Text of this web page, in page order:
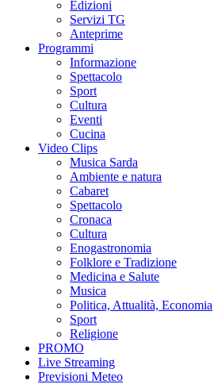
Edizioni
Servizi TG
Anteprime
Programmi
Informazione
Spettacolo
Sport
Cultura
Eventi
Cucina
Video Clips
Musica Sarda
Ambiente e natura
Cabaret
Spettacolo
Cronaca
Cultura
Enogastronomia
Folklore e Tradizione
Medicina e Salute
Musica
Politica, Attualità, Economia
Sport
Religione
PROMO
Live Streaming
Previsioni Meteo